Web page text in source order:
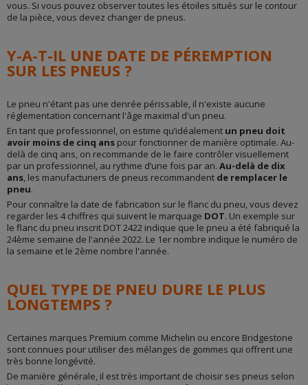
vous. Si vous pouvez observer toutes les étoiles situés sur le contour
de la pièce, vous devez changer de pneus.
Y-A-T-IL UNE DATE DE PÉREMPTION
SUR LES PNEUS ?
Le pneu n'étant pas une denrée périssable, il n'existe aucune
réglementation concernant l'âge maximal d'un pneu.
En tant que professionnel, on estime qu’idéalement un pneu doit
avoir moins de cinq ans pour fonctionner de manière optimale. Au-
delà de cinq ans, on recommande de le faire contrôler visuellement
par un professionnel, au rythme d’une fois par an. Au-delà de dix
ans, les manufacturiers de pneus recommandent de remplacer le
pneu.
Pour connaître la date de fabrication sur le flanc du pneu, vous devez
regarder les 4 chiffres qui suivent le marquage DOT. Un exemple sur
le flanc du pneu inscrit DOT 2422 indique que le pneu a été fabriqué la
24ème semaine de l'année 2022. Le 1er nombre indique le numéro de
la semaine et le 2ème nombre l'année.
QUEL TYPE DE PNEU DURE LE PLUS
LONGTEMPS ?
Certaines marques Premium comme Michelin ou encore Bridgestone
sont connues pour utiliser des mélanges de gommes qui offrent une
très bonne longévité.
De manière générale, il est très important de choisir ses pneus selon